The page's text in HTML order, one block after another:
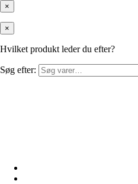
×
×
Hvilket produkt leder du efter?
Søg efter: